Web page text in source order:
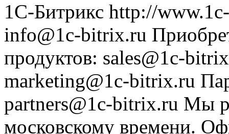
1С-Битрикс http://
info@1c-bitrix.ru
продуктов: sales@1c-
marketing@1c-bitrix.ru
partners@1c-bitrix.ru Мы
московскому времени.